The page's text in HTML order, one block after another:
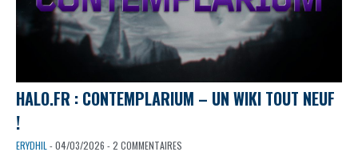
HALO.FR : CONTEMPLARIUM – UN WIKI TOUT NEUF
!
ERYDHIL - 04/03/2026 - 2 COMMENTAIRES